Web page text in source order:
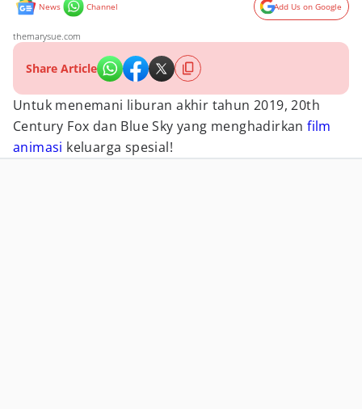
News Channel Add Us on Google
themarysue.com
Share Article
Untuk menemani liburan akhir tahun 2019, 20th
Century Fox dan Blue Sky yang menghadirkanfilm
animasi keluarga spesial!